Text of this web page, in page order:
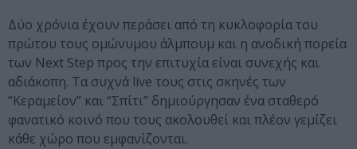
Δύο χρόνια έχουν περάσει από τη κυκλοφορία του
πρώτου τους ομώνυμου άλμπουμ και η ανοδική πορεία
των Next Step προς την επιτυχία είναι συνεχής και
αδιάκοπη. Τα συχνά live τους στις σκηνές των
“Κεραμείον” και “Σπίτι” δημιούργησαν ένα σταθερό
φανατικό κοινό που τους ακολουθεί και πλέον γεμίζει
κάθε χώρο που εμφανίζονται.